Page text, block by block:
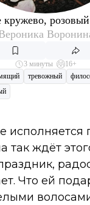
кружево,
3 минуты
16+
тревожный
так ждёт
Что ей